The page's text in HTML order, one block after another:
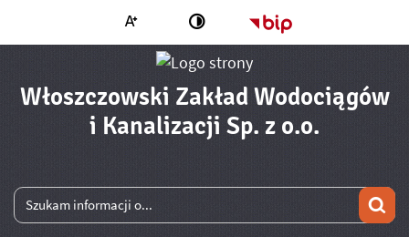
Większa czcionkaZmień kontrast Strona główna
Włoszczowski Zakład Wodociągów
i Kanalizacji Sp. z o.o. -
Wyszukiwarka
Wyszukiwana fraza